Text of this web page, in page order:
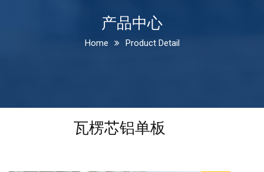
产品中心
Home Product Detail
瓦楞芯铝单板